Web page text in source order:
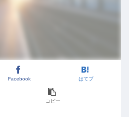
Facebook はてブ
コピー